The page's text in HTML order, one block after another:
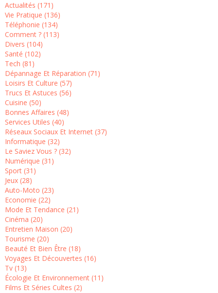
Actualités (171)
Vie Pratique (136)
Téléphonie (134)
Comment ? (113)
Divers (104)
Santé (102)
Tech (81)
Dépannage Et Réparation (71)
Loisirs Et Culture (57)
Trucs Et Astuces (56)
Cuisine (50)
Bonnes Affaires (48)
Services Utiles (40)
Réseaux Sociaux Et Internet (37)
Informatique (32)
Le Saviez Vous ? (32)
Numérique (31)
Sport (31)
Jeux (28)
Auto-Moto (23)
Economie (22)
Mode Et Tendance (21)
Cinéma (20)
Entretien Maison (20)
Tourisme (20)
Beauté Et Bien Être (18)
Voyages Et Découvertes (16)
Tv (13)
Écologie Et Environnement (11)
Films Et Séries Cultes (2)